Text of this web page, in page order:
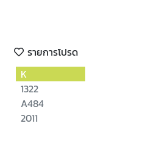
รายการโปรด
K
1322
A484
2011